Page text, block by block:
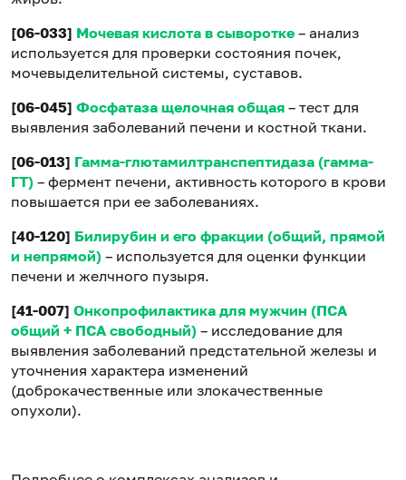
[06-033] Мочевая кислота в сыворотке – анализ
используется для проверки состояния почек,
мочевыделительной системы, суставов.
[06-045] Фосфатаза щелочная общая – тест для
выявления заболеваний печени и костной ткани.
[06-013] Гамма-глютамилтранспептидаза (гамма-
ГТ) – фермент печени, активность которого в крови
повышается при ее заболеваниях.
[40-120] Билирубин и его фракции (общий, прямой
и непрямой) – используется для оценки функции
печени и желчного пузыря.
[41-007] Онкопрофилактика для мужчин (ПСА
общий + ПСА свободный) – исследование для
выявления заболеваний предстательной железы и
уточнения характера изменений
(доброкачественные или злокачественные
опухоли).